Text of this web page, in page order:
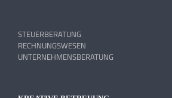
STEUERBERATUNG
RECHNUNGSWESEN
UNTERNEHMENSBERATUNG